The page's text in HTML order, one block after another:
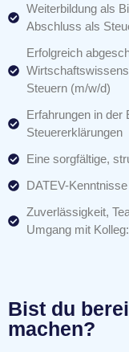
Weiterbildung als
Abschluss als
Erfolgreich
Steuern (m/w/d)
Erfahrungen in der
Steuererklärungen
Eine sorgfältige,
DATEV-
Zuverlässigkeit,
Umgang mit
Bist du
machen?